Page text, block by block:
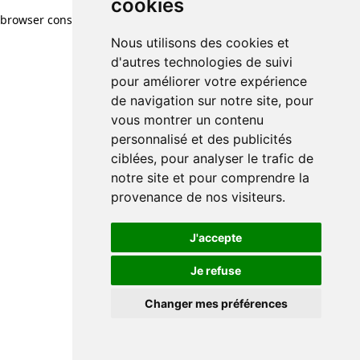
cookies
Nous utilisons des cookies et
d'autres technologies de suivi
pour améliorer votre expérience
de navigation sur notre site, pour
vous montrer un contenu
personnalisé et des publicités
ciblées, pour analyser le trafic de
notre site et pour comprendre la
provenance de nos visiteurs.
J'accepte
Je refuse
Changer mes préférences
browser console for more information)